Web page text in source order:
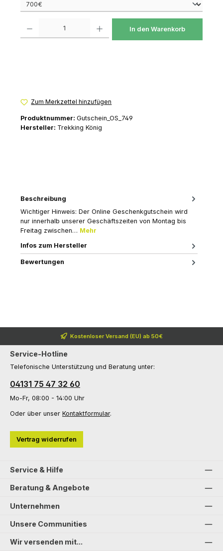
In den Warenkorb
Zum Merkzettel hinzufügen
Produktnummer: Gutschein_OS_749
Hersteller: Trekking König
Beschreibung
Wichtiger Hinweis: Der Online Geschenkgutschein wird
nur innerhalb unserer Geschäftszeiten von Montag bis
Freitag zwischen… Mehr
Infos zum Hersteller
Bewertungen
Kostenloser Versand (EU) ab 50€
Service-Hotline
Telefonische Unterstützung und Beratung unter:
04131 75 47 32 60
Mo-Fr, 08:00 - 14:00 Uhr
Oder über unser Kontaktformular.
Vertrag widerrufen
Service & Hilfe
Beratung & Angebote
Unternehmen
Unsere Communities
Wir versenden mit...